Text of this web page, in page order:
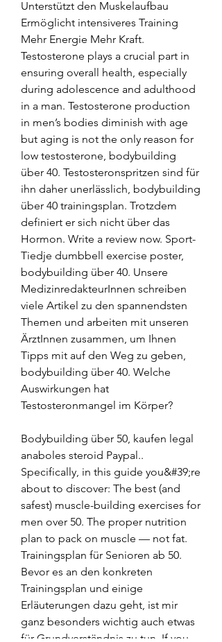
Unterstützt den Muskelaufbau
Ermöglicht intensiveres Training
Mehr Energie Mehr Kraft.
Testosterone plays a crucial part in
ensuring overall health, especially
during adolescence and adulthood
in a man. Testosterone production
in men’s bodies diminish with age
but aging is not the only reason for
low testosterone, bodybuilding
über 40. Testosteronspritzen sind für
ihn daher unerlässlich, bodybuilding
über 40 trainingsplan. Trotzdem
definiert er sich nicht über das
Hormon. Write a review now. Sport-
Tiedje dumbbell exercise poster,
bodybuilding über 40. Unsere
MedizinredakteurInnen schreiben
viele Artikel zu den spannendsten
Themen und arbeiten mit unseren
ÄrztInnen zusammen, um Ihnen
Tipps mit auf den Weg zu geben,
bodybuilding über 40. Welche
Auswirkungen hat
Testosteronmangel im Körper?
Bodybuilding über 50, kaufen legal
anaboles steroid Paypal..
Specifically, in this guide you&#39;re
about to discover: The best (and
safest) muscle-building exercises for
men over 50. The proper nutrition
plan to pack on muscle — not fat.
Trainingsplan für Senioren ab 50.
Bevor es an den konkreten
Trainingsplan und einige
Erläuterungen dazu geht, ist mir
ganz besonders wichtig auch etwas
für Grundverständnis zu tun. If you